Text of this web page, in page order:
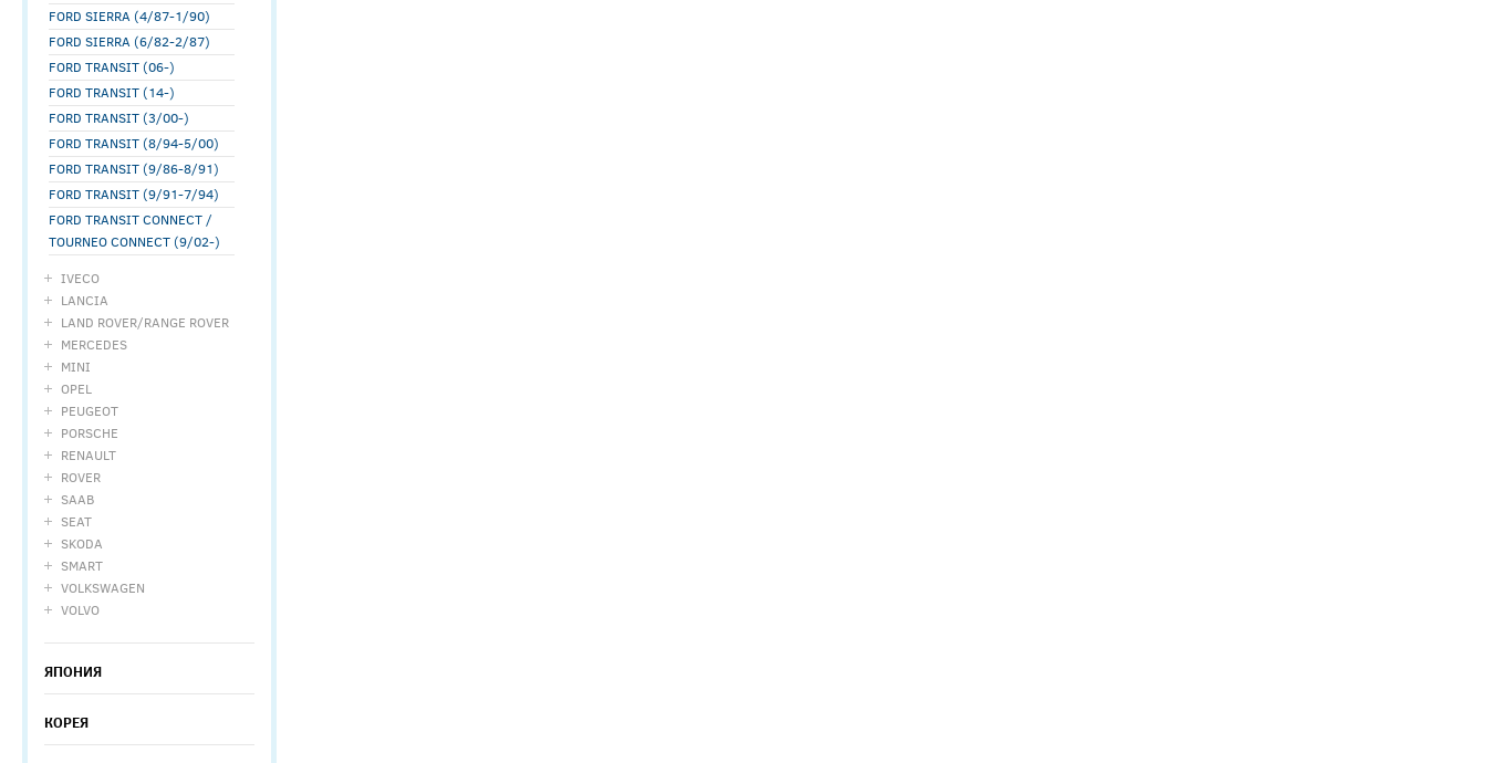
FORD SIERRA (4/87-1/90)
FORD SIERRA (6/82-2/87)
FORD TRANSIT (06-)
FORD TRANSIT (14-)
FORD TRANSIT (3/00-)
FORD TRANSIT (8/94-5/00)
FORD TRANSIT (9/86-8/91)
FORD TRANSIT (9/91-7/94)
FORD TRANSIT CONNECT /
TOURNEO CONNECT (9/02-)
IVECO
LANCIA
LAND ROVER/RANGE ROVER
MERCEDES
MINI
OPEL
PEUGEOT
PORSCHE
RENAULT
ROVER
SAAB
SEAT
SKODA
SMART
VOLKSWAGEN
VOLVO
ЯПОНИЯ
КОРЕЯ